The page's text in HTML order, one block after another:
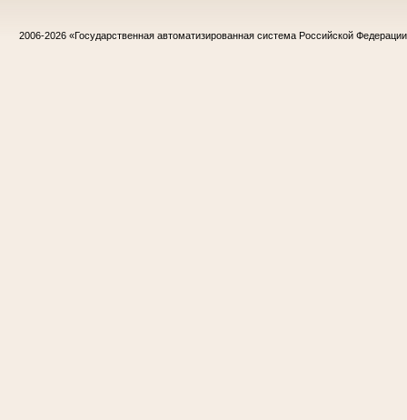
2006-2026 «Государственная автоматизированная система Российской